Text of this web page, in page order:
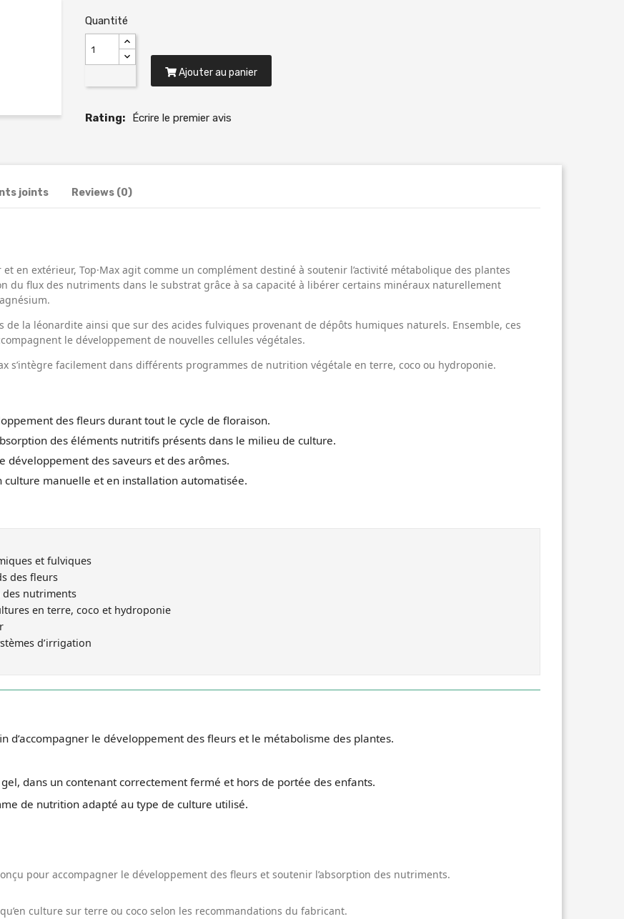
Quantité
Ajouter au panier
Rating: Écrire le premier avis
joints Reviews (0)
en extérieur, Top·Max agit comme un complément destiné à soutenir l’activité métabolique des plantes
du flux des nutriments dans le substrat grâce à sa capacité à libérer certains minéraux naturellement
la léonardite ainsi que sur des acides fulviques provenant de dépôts humiques naturels. Ensemble, ces
le développement de nouvelles cellules végétales.
s’intègre facilement dans différents programmes de nutrition végétale en terre, coco ou hydroponie.
des fleurs durant tout le cycle de floraison.
des éléments nutritifs présents dans le milieu de culture.
développement des saveurs et des arômes.
manuelle et en installation automatisée.
et fulviques
des fleurs
des nutriments
en terre, coco et hydroponie
d’irrigation
d’accompagner le développement des fleurs et le métabolisme des plantes.
dans un contenant correctement fermé et hors de portée des enfants.
de nutrition adapté au type de culture utilisé.
pour accompagner le développement des fleurs et soutenir l’absorption des nutriments.
culture sur terre ou coco selon les recommandations du fabricant.